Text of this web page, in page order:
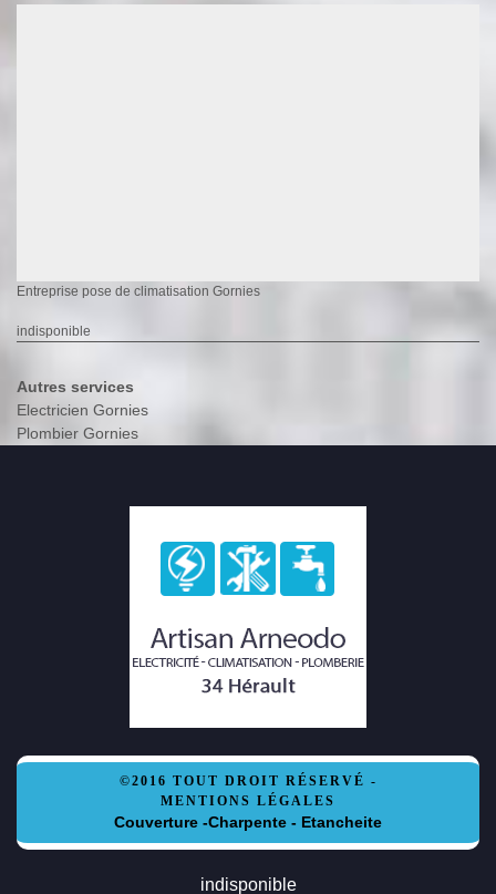
Entreprise pose de climatisation Gornies
indisponible
Autres services
Electricien Gornies
Plombier Gornies
©2016 TOUT DROIT RÉSERVÉ -
MENTIONS LÉGALES
Couverture -Charpente - Etancheite
indisponible